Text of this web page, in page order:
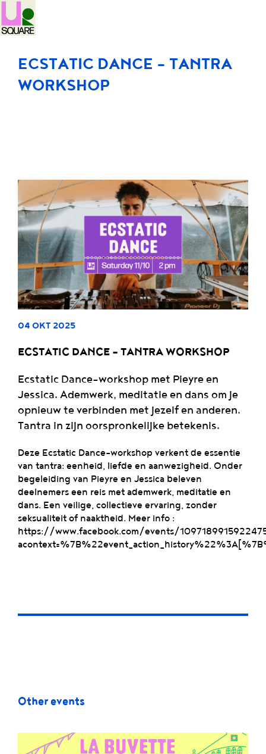
ECSTATIC DANCE – TANTRA
WORKSHOP
04 OKT 2025
ECSTATIC DANCE – TANTRA WORKSHOP
Ecstatic Dance-workshop met Pieyre en
Jessica. Ademwerk, meditatie en dans om je
opnieuw te verbinden met jezelf en anderen.
Tantra in zijn oorspronkelijke betekenis.
Deze Ecstatic Dance-workshop verkent de essentie
van tantra: eenheid, liefde en aanwezigheid. Onder
begeleiding van Pieyre en Jessica beleven
deelnemers een reis met ademwerk, meditatie en
dans. Een veilige, collectieve ervaring, zonder
seksualiteit of naaktheid. Meer info :
https://www.facebook.com/events/
Other events